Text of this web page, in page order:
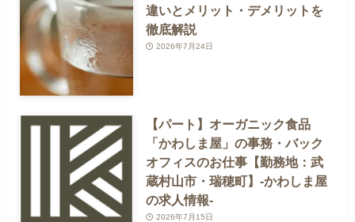
違いとメリット・デメリットを
徹底解説
2026年7月24日
【パート】オーガニック食品
「かわしま屋」の事務・バック
オフィスのお仕事【勤務地：武
蔵村山市・瑞穂町】-かわしま屋
の求人情報-
2026年7月15日